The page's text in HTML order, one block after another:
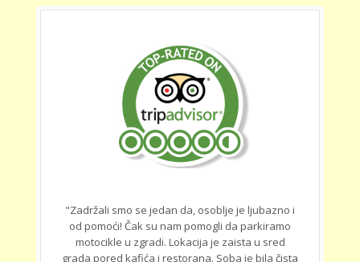
"Zadržali smo se jedan da, osoblje je ljubazno i
od pomoći! Čak su nam pomogli da parkiramo
motocikle u zgradi. Lokacija je zaista u sred
grada pored kafića i restorana. Soba je bila čista